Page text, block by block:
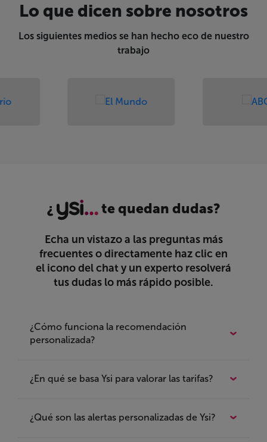
Lo que dicen sobre nosotros
Los siguientes medios se han hecho eco de nuestro
trabajo
¿ te quedan dudas?
Echa un vistazo a las preguntas más
frecuentes o directamente haz clic en
el icono del chat y un experto resolverá
tus dudas lo más rápido posible.
¿Cómo funciona la recomendación
personalizada?
opción entre miles de ofertas que pueblan el
artificial, que mejora su rendimiento día tras
¿En qué se basa Ysi para valorar las tarifas?
¿Qué son las alertas personalizadas de Ysi?